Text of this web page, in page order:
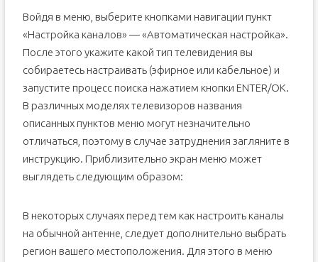
Войдя в меню, выберите кнопками навигации пункт
«Настройка каналов» — «Автоматическая настройка».
После этого укажите какой тип телевидения вы
собираетесь настраивать (эфирное или кабельное) и
запустите процесс поиска нажатием кнопки ENTER/OK.
В различных моделях телевизоров названия
описанных пунктов меню могут незначительно
отличаться, поэтому в случае затруднения загляните в
инструкцию. Приблизительно экран меню может
выглядеть следующим образом:
В некоторых случаях перед тем как настроить каналы
на обычной антенне, следует дополнительно выбрать
регион вашего местоположения. Для этого в меню